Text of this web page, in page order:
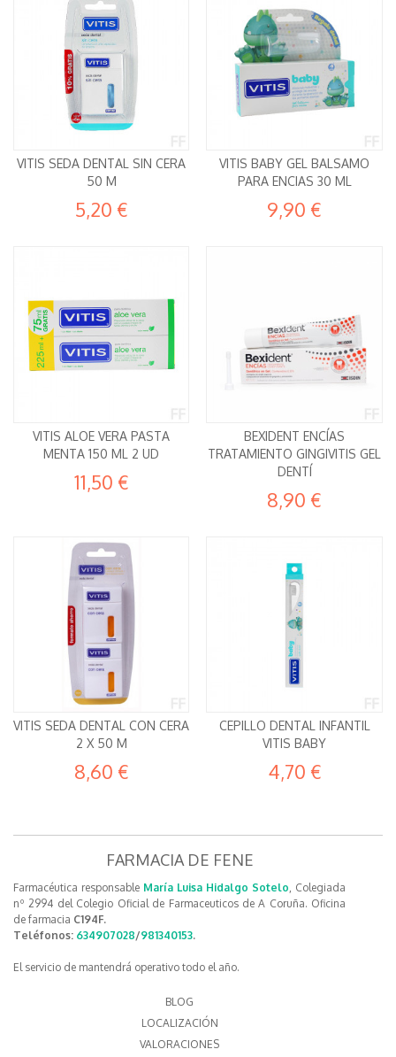
VITIS SEDA DENTAL SIN CERA
50 M
5,20 €
VITIS BABY GEL BALSAMO
PARA ENCIAS 30 ML
9,90 €
VITIS ALOE VERA PASTA
MENTA 150 ML 2 UD
11,50 €
BEXIDENT ENCÍAS
TRATAMIENTO GINGIVITIS GEL
DENTÍ
8,90 €
VITIS SEDA DENTAL CON CERA
2 X 50 M
8,60 €
CEPILLO DENTAL INFANTIL
VITIS BABY
4,70 €
FARMACIA DE FENE
Farmacéutica responsable María Luisa Hidalgo Sotelo, Colegiada
nº 2994 del Colegio Oficial de Farmaceuticos de A Coruña. Oficina
de farmacia C194F.
Teléfonos: 634907028/981340153.
El servicio de mantendrá operativo todo el año.
BLOG
LOCALIZACIÓN
VALORACIONES